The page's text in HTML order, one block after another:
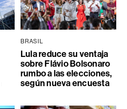
BRASIL
Lula reduce su ventaja
sobre Flávio Bolsonaro
rumbo a las elecciones,
según nueva encuesta